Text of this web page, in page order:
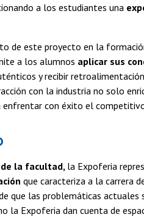
a los estudiantes una
de este proyecto en la
a los alumnos aplicar sus
y recibir
con la industria no solo
enfrentar con éxito el
de la facultad, la Expoferia
que caracteriza a la carrera
que las problemáticas actuales
la Expoferia dan cuenta de